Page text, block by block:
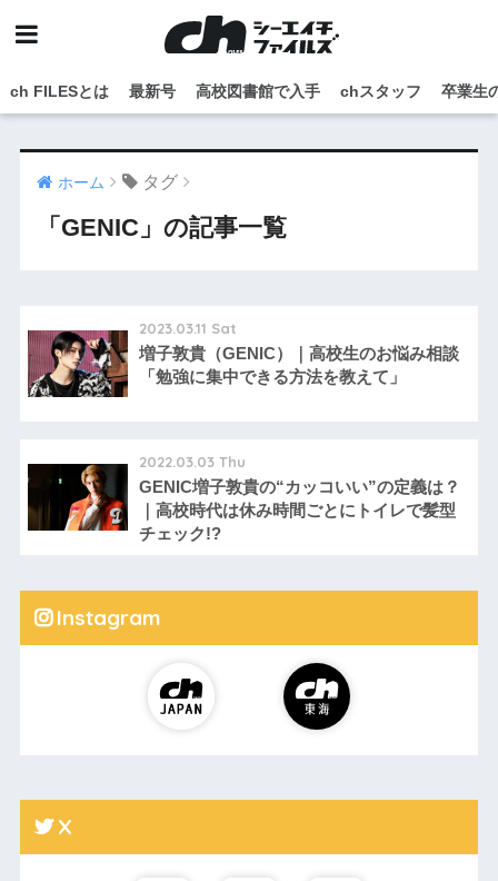
ch FILESとは 最新号 高校図書館で入手 chスタッフ 卒業生
ホーム タグ
「GENIC」の記事一覧
2023.03.11 Sat
増子敦貴（GENIC）｜高校生のお悩み相談
「勉強に集中できる方法を教えて」
2022.03.03 Thu
GENIC増子敦貴の“カッコいい”の定義は？
｜高校時代は休み時間ごとにトイレで髪型
チェック!?
Instagram
X